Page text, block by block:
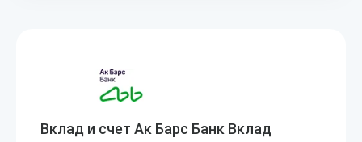
Вклад и счет Ак Барс Банк Вклад